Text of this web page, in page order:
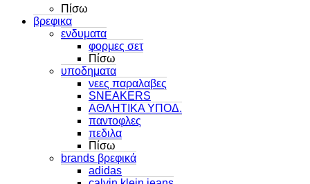
Πίσω
βρεφικα
ενδυματα
φορμες σετ
Πίσω
υποδηματα
νεες παραλαβες
SNEAKERS
ΑΘΛΗΤΙΚΑ ΥΠΟΔ.
παντοφλες
πεδιλα
Πίσω
brands βρεφικά
adidas